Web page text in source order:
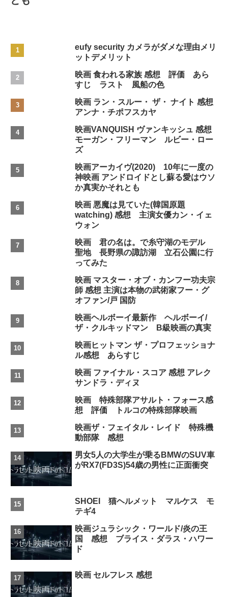
eufy security カメラがダメな理由メリ
ットデメリット
映画 食われる家族 感想 評価 あら
すじ ラスト 風船の色
映画 ラン・スルー・ ザ・ ナイト 感想
アンナ・チポフスカヤ
映画VANQUISH ヴァンキッシュ 感想
モーガン・フリーマン ルビー・ロー
ズ
映画アーカイヴ(2020) 10年に一度の
神映画 アンドロイドとし蘇る愛はウソ
か真実かそれとも
映画 悪魔は見ていた(韓国原題
watching) 感想 主演女優カン・イェ
ウォン
映画 君の名は。で糸守湖のモデル
聖地 長野県の諏訪湖 立石公園に行
ってみた
映画 マスター・オブ・カンフー功夫宗
師 感想 主演は本物の武術家フー・グ
オファン/戸 国防
映画ヘルボーイ最新作 ヘルボーイ/
ザ・クルキッドマン B級映画の真実
映画ヒットマン ザ・プロフェッショナ
ル感想 あらすじ
映画 ファイナル・スコア 感想 アレク
サンドラ・ディヌ
映画 特殊部隊アサルト・フォース感
想 評価 トルコの特殊部隊映画
映画ザ・フェイタル・レイド 特殊機
動部隊 感想
男女5人の大学生が乗るBMWのSUV車
がRX7(FD3S)54歳の男性に正面衝突
SHOEI 猫ヘルメット マルケス モ
テギ4
映画ジュラシック・ワールド/炎の王
国 感想 ブライス・ダラス・ハワー
ド
映画 セルフレス 感想